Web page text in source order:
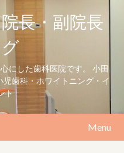
長・副院長
にした歯科医院です。 小田
歯科・ホワイトニング・イ
ト
Menu